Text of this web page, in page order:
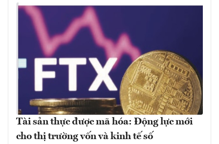
Tài sản thực được mã hóa: Động lực mới
cho thị trường vốn và kinh tế số